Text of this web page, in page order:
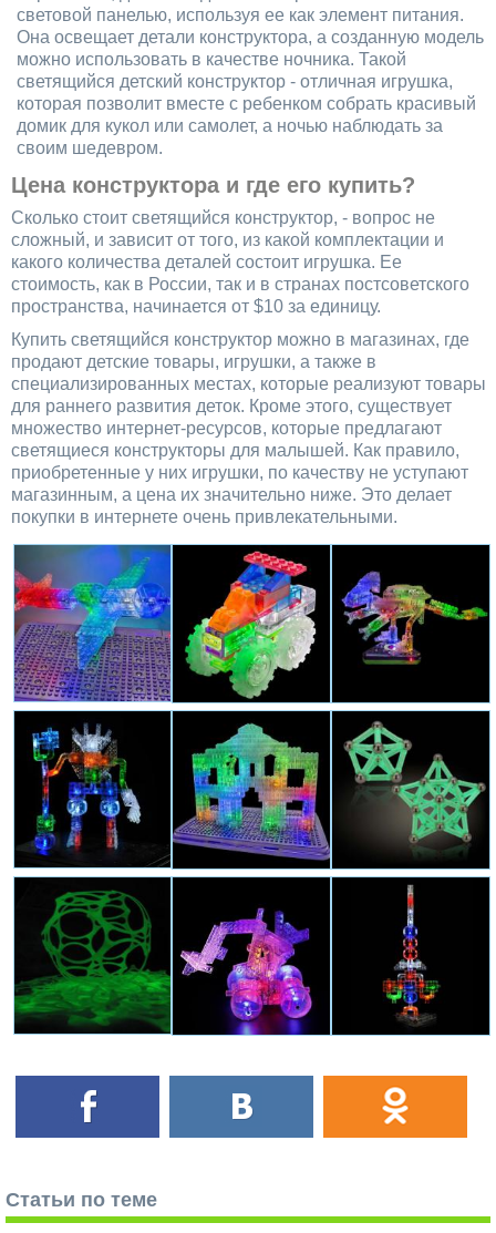
световой панелью, используя ее как элемент питания.
Она освещает детали конструктора, а созданную модель
можно использовать в качестве ночника. Такой
светящийся детский конструктор - отличная игрушка,
которая позволит вместе с ребенком собрать красивый
домик для кукол или самолет, а ночью наблюдать за
своим шедевром.
Цена конструктора и где его купить?
Сколько стоит светящийся конструктор, - вопрос не
сложный, и зависит от того, из какой комплектации и
какого количества деталей состоит игрушка. Ее
стоимость, как в России, так и в странах постсоветского
пространства, начинается от $10 за единицу.
Купить светящийся конструктор можно в магазинах, где
продают детские товары, игрушки, а также в
специализированных местах, которые реализуют товары
для раннего развития деток. Кроме этого, существует
множество интернет-ресурсов, которые предлагают
светящиеся конструкторы для малышей. Как правило,
приобретенные у них игрушки, по качеству не уступают
магазинным, а цена их значительно ниже. Это делает
покупки в интернете очень привлекательными.
Статьи по теме